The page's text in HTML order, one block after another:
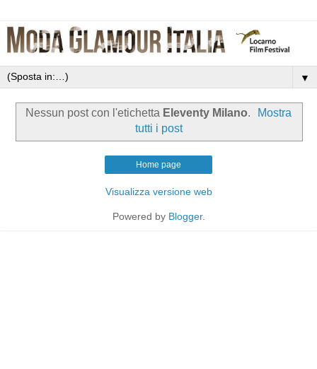
▼
Nessun post con l'etichetta Eleventy Milano.
Mostra
tutti i post
Home page
Visualizza versione web
Powered by Blogger.